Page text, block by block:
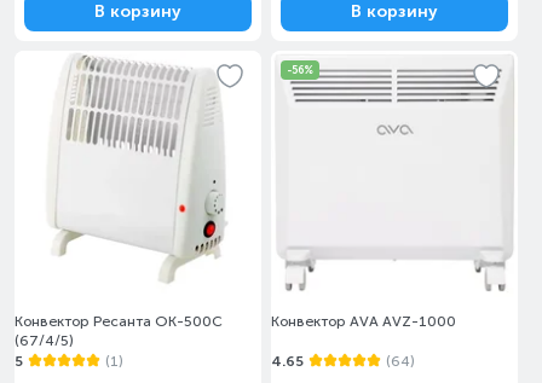
В корзину В корзину
Конвектор Ресанта ОК-500С
(67/4/5)
5
(1)
-56%
Конвектор AVA AVZ-1000
4.65 (64)